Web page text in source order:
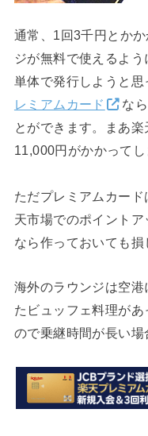
通常、1回3千円とか
ジが無料で使えるよう
単体で発行しようと思
レミアムカード
な
とができます。まあ
11,000円がかかってし
ただプレミアムカー
天市場でのポイントア
なら作っておいても損
海外のラウンジは空港
たビュッフェ料理が
ので乗継時間が長い場